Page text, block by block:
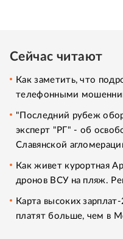
Сейчас читают
Как заметить, что
телефонными
"Последний рубеж
эксперт "РГ" - об
Славянской
Как живет курортная
дронов ВСУ на пляж.
Карта высоких
платят больше, чем в